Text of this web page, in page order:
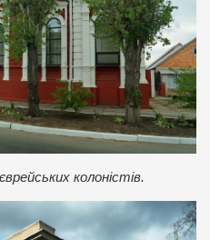
колоністів.